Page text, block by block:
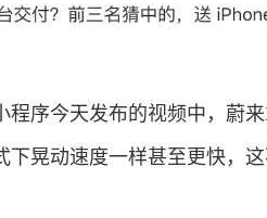
程序今天发布的视频中，蔚
晃动速度一样甚至更快，这